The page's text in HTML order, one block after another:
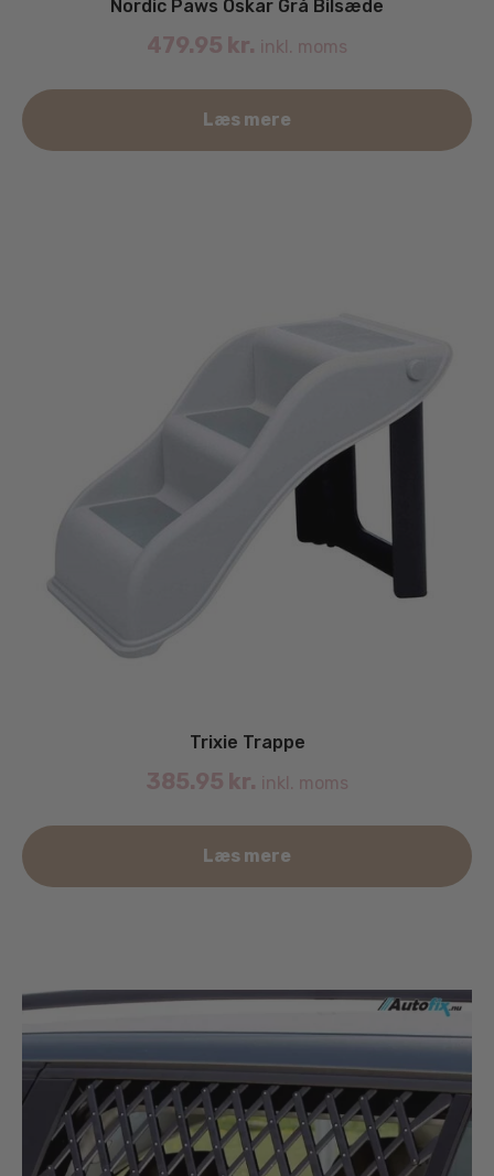
Nordic Paws Oskar Grå Bilsæde
479.95 kr. inkl. moms
Læs mere
Trixie Trappe
385.95 kr. inkl. moms
Læs mere